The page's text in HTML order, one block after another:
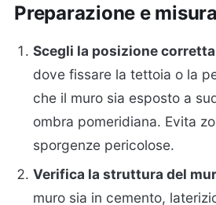
Preparazione e
Scegli la posizione corretta
dove fissare la tettoia o la
che il muro sia esposto a
ombra pomeridiana. Evita
sporgenze pericolose.
Verifica la struttura del
muro sia in cemento,